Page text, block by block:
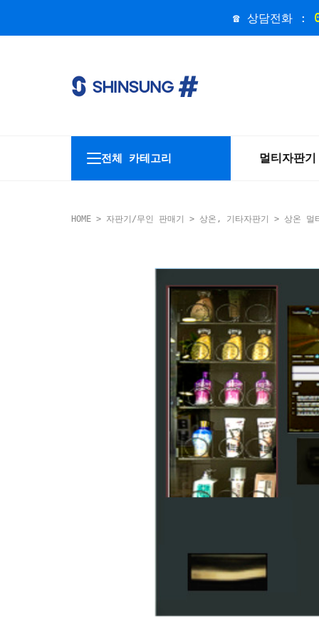
☎ 상담전화 :
전체 카테고리 멀티자판
HOME > 자판기/무인 판매기 > 상온, 기타자판기 > 상온 멀